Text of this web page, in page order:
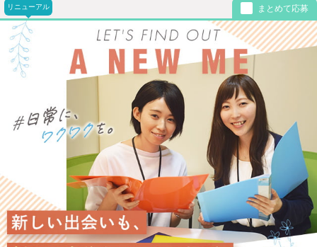
リニューアル まとめて応募